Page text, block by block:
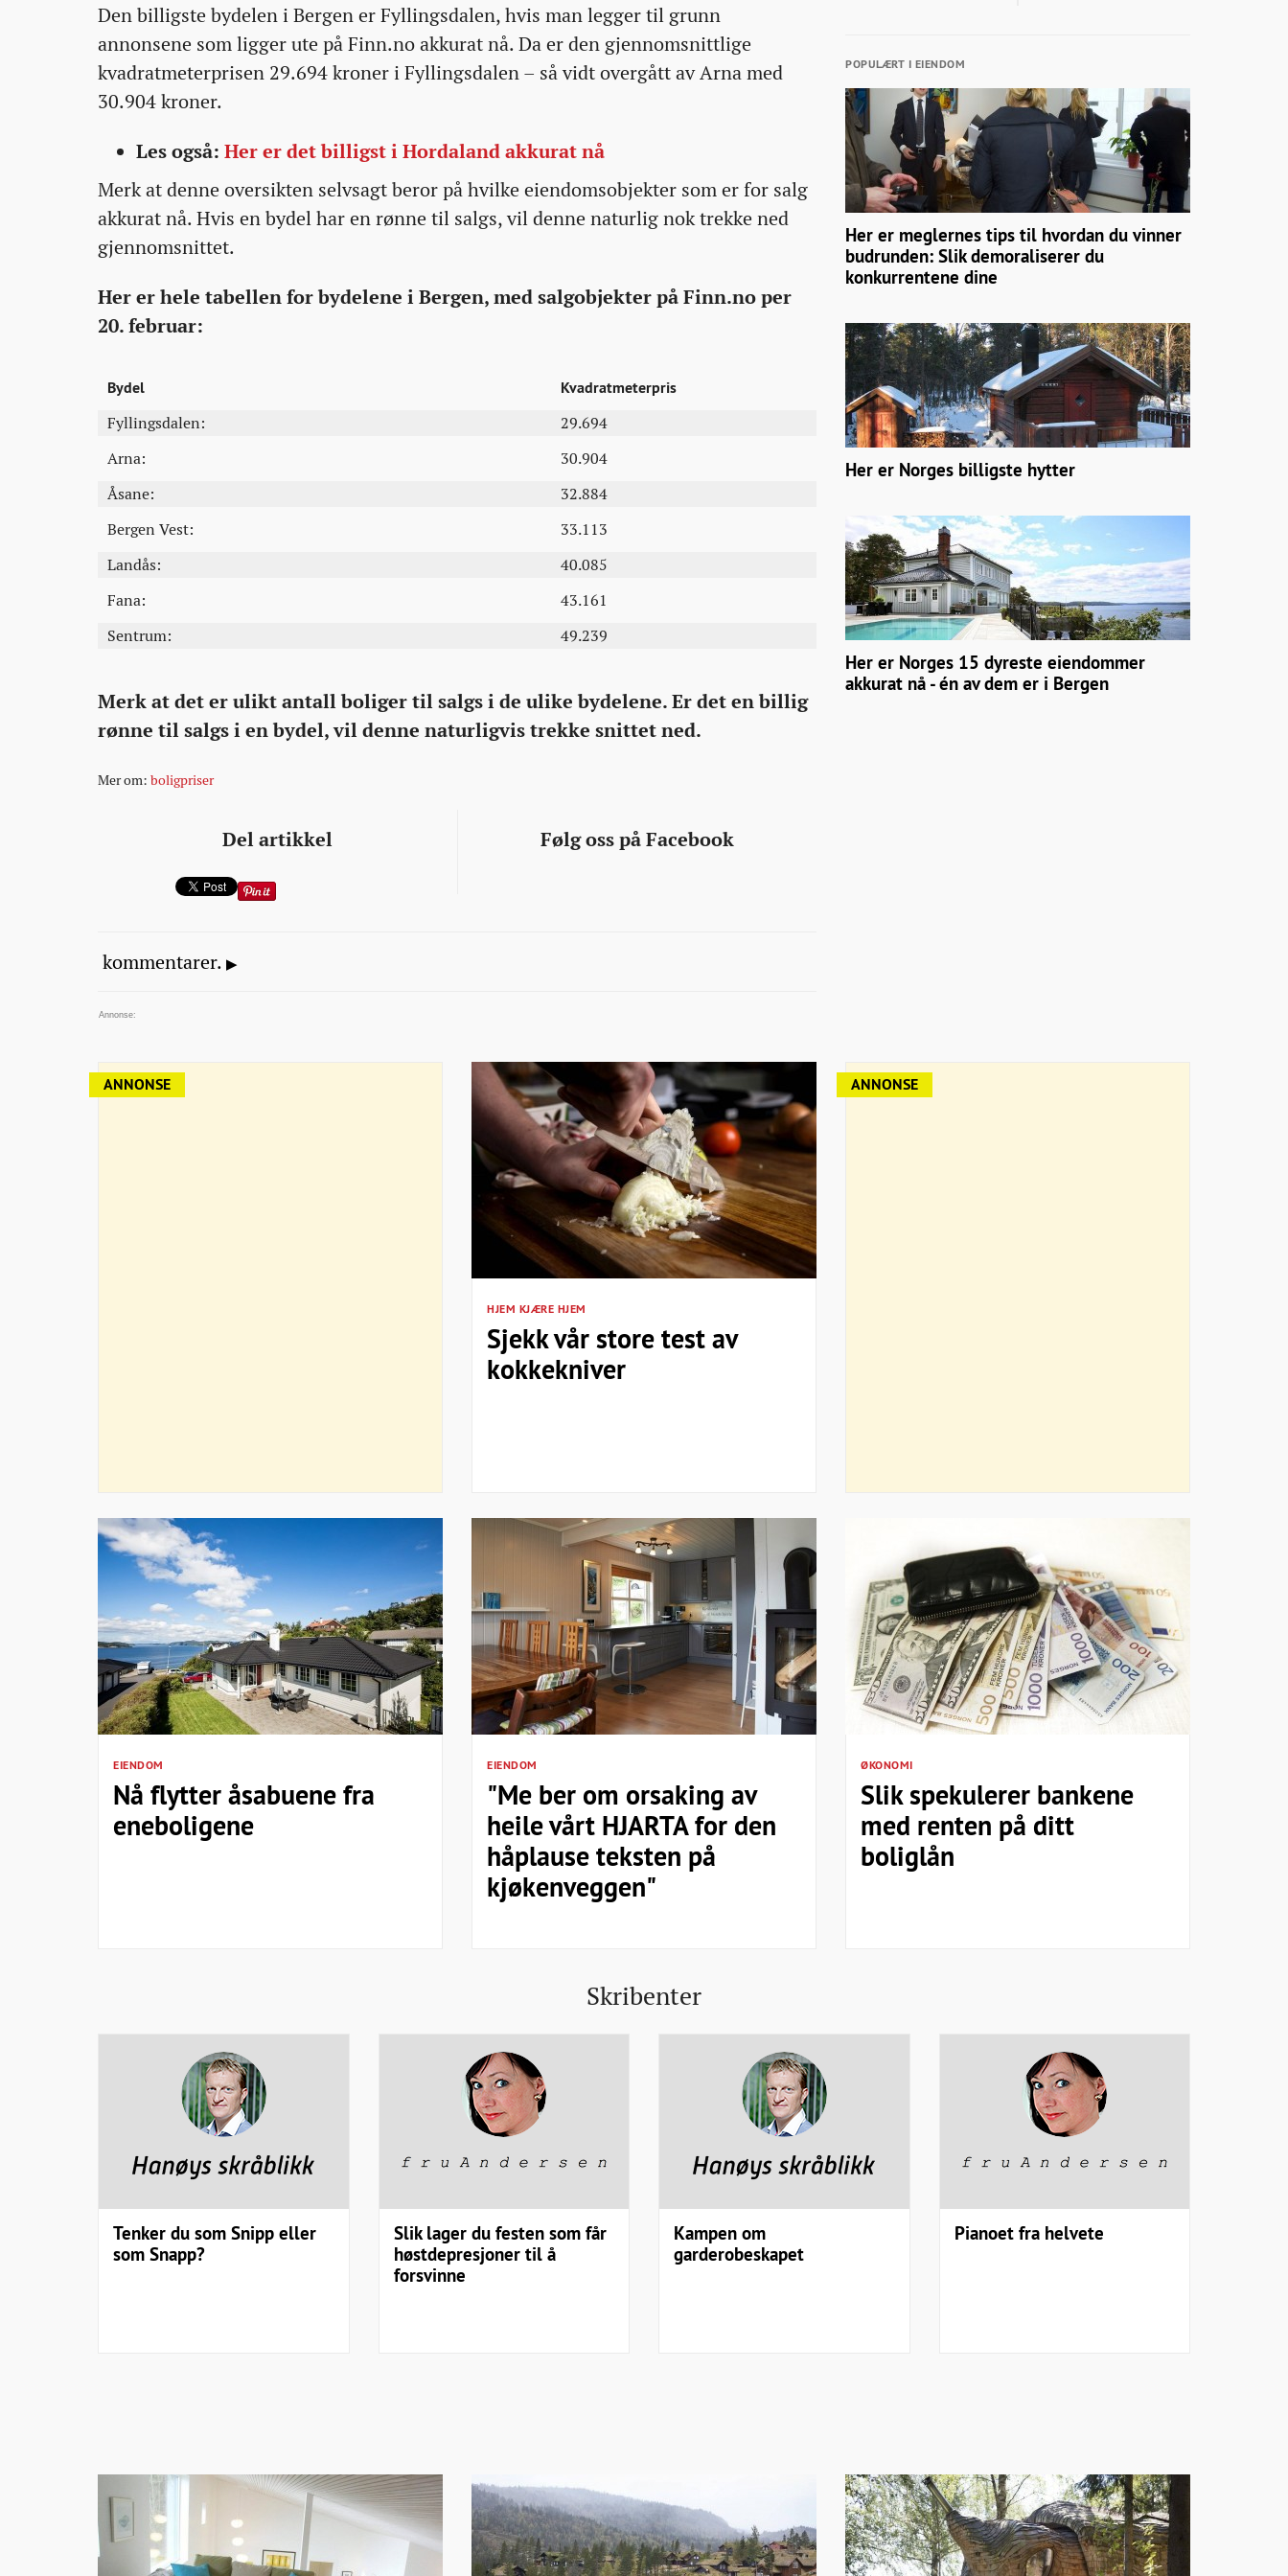
akkurat-
na/
20T13:07:30+00:00
20T13:07:30+00:00
20T13:53:24+00:00
Den billigste bydelen i Bergen er Fyllingsdalen, hvis man legger til grunn
annonsene som ligger ute på Finn.no akkurat nå. Da er den gjennomsnittlige
kvadratmeterprisen 29.694 kroner i Fyllingsdalen – så vidt overgått av Arna med
30.904 kroner.
Les også: Her er det billigst i Hordaland akkurat nå
Merk at denne oversikten selvsagt beror på hvilke eiendomsobjekter som er for salg
akkurat nå. Hvis en bydel har en rønne til salgs, vil denne naturlig nok trekke ned
gjennomsnittet.
Her er hele tabellen for bydelene i Bergen, med salgobjekter på Finn.no per
20. februar:
Bydel
Kvadratmeterpris
Fyllingsdalen:
29.694
Arna:
30.904
Åsane:
32.884
Bergen Vest:
33.113
Landås:
40.085
Fana:
43.161
Sentrum:
49.239
Merk at det er ulikt antall boliger til salgs i de ulike bydelene. Er det en billig
rønne til salgs i en bydel, vil denne naturligvis trekke snittet ned.
Mer om: boligpriser
Del artikkel Følg oss på Facebook
kommentarer.
POPULÆRT I EIENDOM
Her er meglernes tips til hvordan du vinner
budrunden: Slik demoraliserer du
konkurrentene dine
Her er Norges billigste hytter
Her er Norges 15 dyreste eiendommer
akkurat nå - én av dem er i Bergen
HJEM KJÆRE HJEM
Sjekk vår store test av
kokkekniver
EIENDOM
Nå flytter åsabuene fra
eneboligene
EIENDOM
"Me ber om orsaking av
heile vårt HJARTA for den
håplause teksten på
kjøkenveggen"
ØKONOMI
Slik spekulerer bankene
med renten på ditt
boliglån
Skribenter
Tenker du som Snipp eller
som Snapp?
Slik lager du festen som får
høstdepresjoner til å
forsvinne
Kampen om
garderobeskapet
Pianoet fra helvete